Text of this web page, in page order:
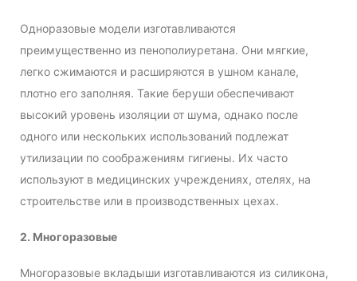
Одноразовые модели изготавливаются
преимущественно из пенополиуретана. Они мягкие,
легко сжимаются и расширяются в ушном канале,
плотно его заполняя. Такие беруши обеспечивают
высокий уровень изоляции от шума, однако после
одного или нескольких использований подлежат
утилизации по соображениям гигиены. Их часто
используют в медицинских учреждениях, отелях, на
строительстве или в производственных цехах.
2. Многоразовые
Многоразовые вкладыши изготавливаются из силикона,